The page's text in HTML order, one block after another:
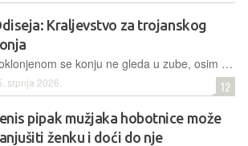
Kraljevstvo za trojanskog
Poklonjenom se konju ne gleda u zube, osim kad je ispunjen neprijateljskom vojskom
srpnja 2026. 12
pipak mužjaka hobotnice može
ženku i doći do nje